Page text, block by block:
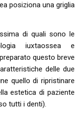
posiziona una griglia
di quali sono le
iuxtaossea e
questo breve
delle due
quello di ripristinare
estetica di paziente
tutti i denti).